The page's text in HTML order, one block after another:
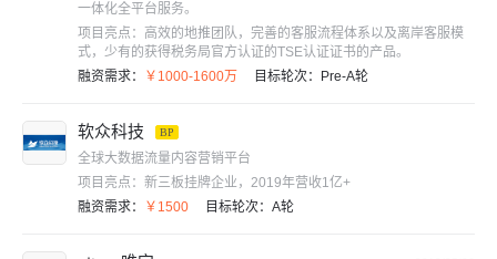
一体化全平台服务。
项目亮点： 高效的地推团队，完善的客服流程体系以及离岸客服模
式，少有的获得税务局官方认证的TSE认证证书的产品。
融资需求：
￥1000-1600万 目标轮次： Pre-A轮
软众科技 BP
全球大数据流量内容营销平台
项目亮点： 新三板挂牌企业，2019年营收1亿+
融资需求：
￥1500 目标轮次： A轮